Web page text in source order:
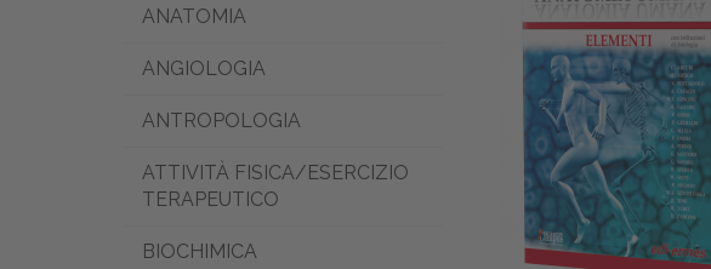
ANATOMIA
ANGIOLOGIA
ANTROPOLOGIA
ATTIVITÀ FISICA/ESERCIZIO
TERAPEUTICO
BIOCHIMICA